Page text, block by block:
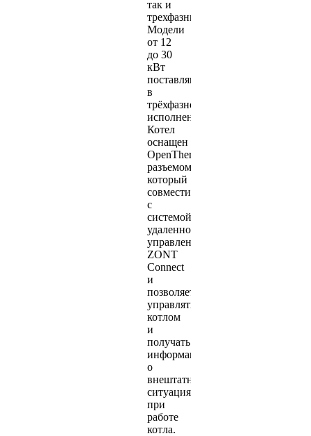
так и
трехфазными.
Модели
от 12
до 30
кВт
поставляются
в
трёхфазном
исполнении.
Котел
оснащен
OpenTherm
разъемом,
который
совместим
с
системой
удаленного
управления
ZONT
Connect
и
позволяет
управлять
котлом
и
получать
информацию
о
внештатных
ситуация
при
работе
котла.